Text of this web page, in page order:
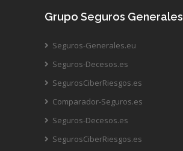
Grupo Seguros Generales
Seguros-Generales.eu
Seguros-Decesos.es
SegurosCiberRiesgos.es
Comparador-Seguros.es
Seguros-Decesos.es
SegurosCiberRiesgos.es